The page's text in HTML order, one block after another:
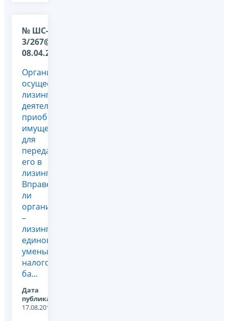
№ ШС-22-
3/267@ от
08.04.2009
Организация,
осуществляющая
лизинговую
деятельность,
приобрела
имущество
для
передачи
его в
лизинг.
Вправе
ли
организация
–
лизингодатель
единовременно
уменьшить
налоговую
ба...
Дата
публикации:
17.08.2011